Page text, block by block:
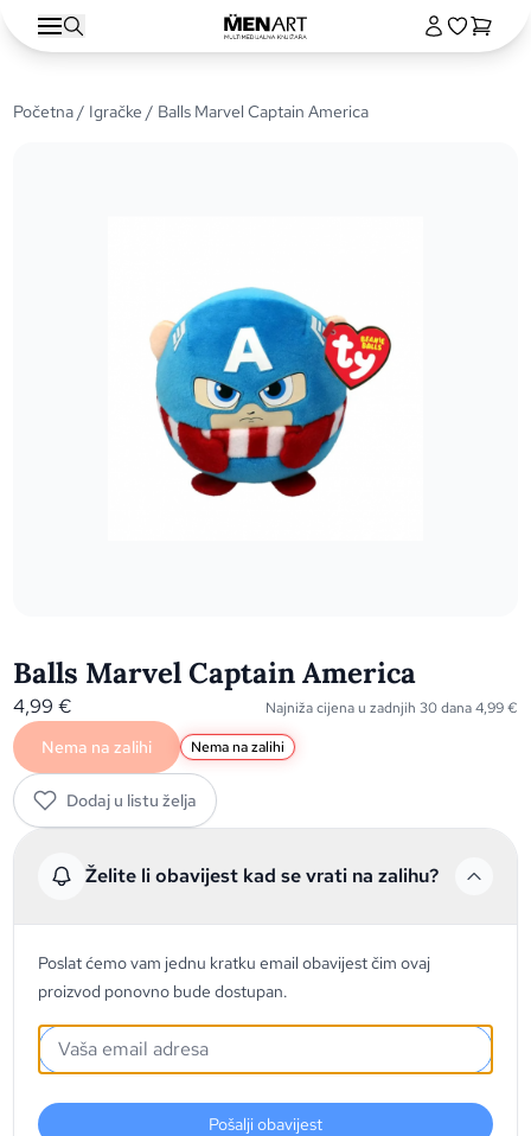
Početna/ Igračke / Balls Marvel Captain America
Balls Marvel Captain America
4,99€ Najniža cijena u zadnjih 30 dana4,99€
Nema na zalihi Nema na zalihi
Dodaj u listu želja
Želite li obavijest kad se vrati na zalihu?
Poslat ćemo vam jednu kratku email obavijest čim ovaj
proizvod ponovno bude dostupan.
Pošalji obavijest